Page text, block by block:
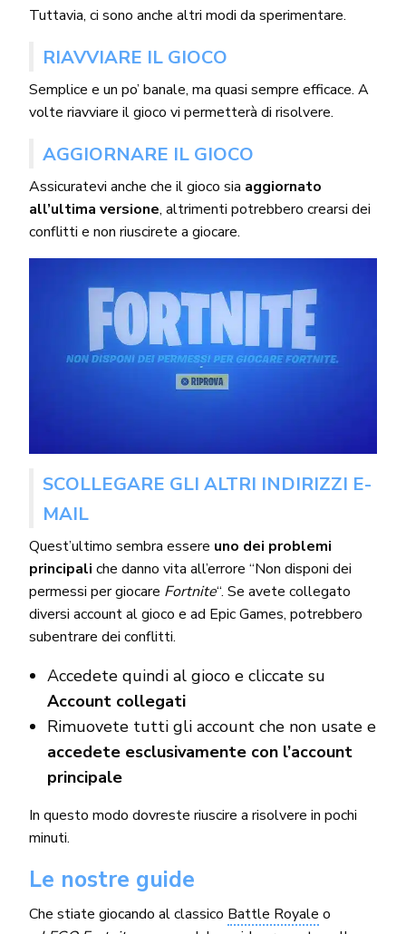
Tuttavia, ci sono anche altri modi da sperimentare.
RIAVVIARE IL GIOCO
Semplice e un po’ banale, ma quasi sempre efficace. A
volte riavviare il gioco vi permetterà di risolvere.
AGGIORNARE IL GIOCO
Assicuratevi anche che il gioco sia aggiornato
all’ultima versione, altrimenti potrebbero crearsi dei
conflitti e non riuscirete a giocare.
SCOLLEGARE GLI ALTRI INDIRIZZI E-
MAIL
Quest’ultimo sembra essere uno dei problemi
principali che danno vita all’errore “Non disponi dei
permessi per giocare Fortnite“. Se avete collegato
diversi account al gioco e ad Epic Games, potrebbero
subentrare dei conflitti.
Accedete quindi al gioco e cliccate su
Account collegati
Rimuovete tutti gli account che non usate e
accedete esclusivamente con l’account
principale
In questo modo dovreste riuscire a risolvere in pochi
minuti.
Le nostre guide
Che stiate giocando al classico Battle Royale o